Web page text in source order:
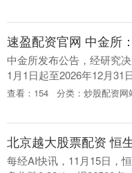
温暖心意。节....
中金所发布公告，经研究
1月1日起至2026年12月31
股指期货和国债期货交割手
频....
查看：154 分类：炒股配资网
每经AI快讯，11月15日，